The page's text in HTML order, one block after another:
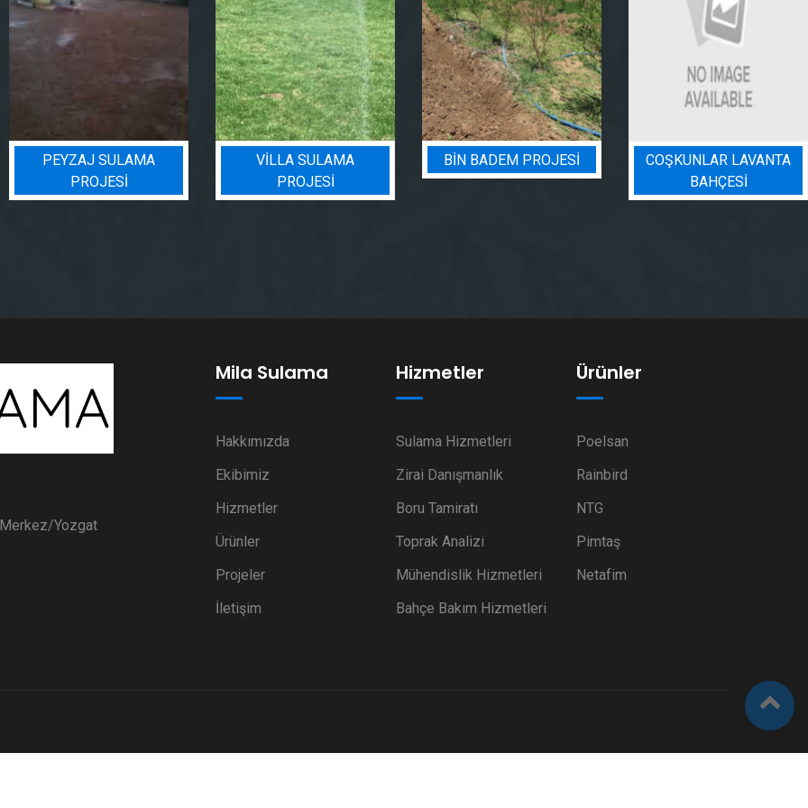
VILLA SULAMA
BIN BADEM PROJESI
COŞKUNLAR LAVANTA
BAHÇESİ
BADEM
SULAMA
Yozgat
Mila Sulama
Hakkımızda
Ekibimiz
Hizmetler
Ürünler
Projeler
İletişim
Hizmetler
Sulama Hizmetleri
Zirai Danışmanlık
Boru Tamiratı
Toprak Analizi
Mühendislik Hizmetleri
Bahçe Bakım Hizmetleri
Ürünler
Poelsan
Rainbird
NTG
Pimtaş
Netafim